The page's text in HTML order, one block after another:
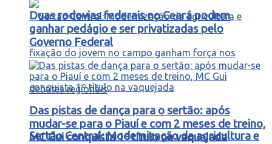
Sertão Central: Modernização da agricultura e
Duas rodovias federais no Ceará podem
ganhar pedágio e ser privatizadas pelo
Governo Federal
Das pistas de dança para o sertão: após
mudar-se para o Piauí e com 2 meses de treino,
MC Gui conquista 1º título na vaquejada